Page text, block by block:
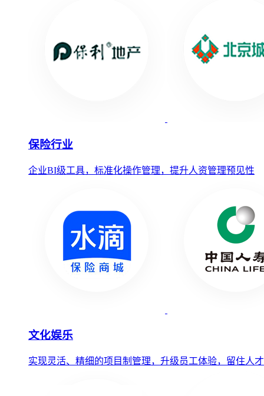
保险行业
企业BI级工具，标准化操作管理，提升人资管理预见性
文化娱乐
实现灵活、精细的项目制管理，升级员工体验，留住人才